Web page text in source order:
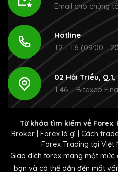
Email cho chúng
Hotline
T2 - T6 (09:00 -
02 Hải Triều, Q.1,
T.46 – Bitexco
Từ khóa tìm kiếm về Forex:
Broker| Forex là gì Cách
Forex Trading tại Việt
Giao dịch forex mang một
bạn và có thể dẫn đến mất